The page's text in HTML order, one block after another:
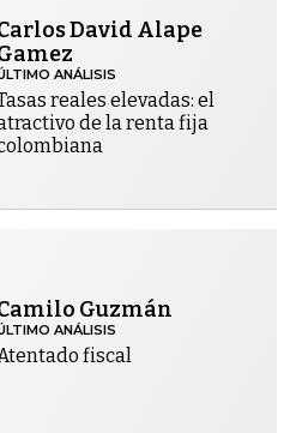
David Alape
ANÁLISIS
reales elevadas: el
de la renta fija
Guzmán
ANÁLISIS
fiscal